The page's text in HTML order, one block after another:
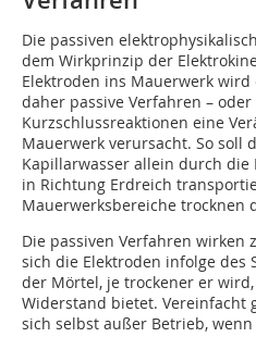
Die passiven
dem Wirkprinzip der
Elektroden ins Mauerwerk
daher passive Verfahren –
Kurzschlussreaktionen eine
Mauerwerk verursacht. So soll
Kapillarwasser allein durch
in Richtung Erdreich
Mauerwerksbereiche trocknen
Die passiven Verfahren wirken
sich die Elektroden infolge des
der Mörtel, je trockener er
Widerstand bietet. Vereinfacht
sich selbst außer Betrieb,